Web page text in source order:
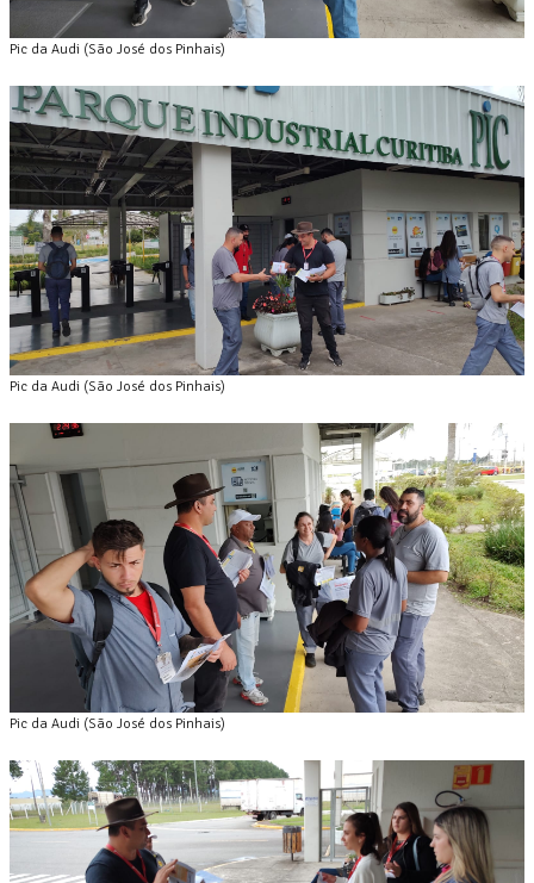
Pic da Audi (São José dos Pinhais)
Pic da Audi (São José dos Pinhais)
Pic da Audi (São José dos Pinhais)